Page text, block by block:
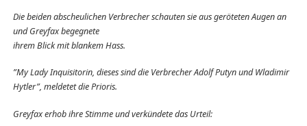
Die beiden abscheulichen Verbrecher schauten sie aus geröteten Augen an
und Greyfax begegnete
ihrem Blick mit blankem Hass.
”My LadyInquisitorin, dieses sind die Verbrecher Adolf Putyn und Wladimir
Hytler”, meldetet die Prioris.
Greyfax erhob ihre Stimme und verkündete das Urteil: